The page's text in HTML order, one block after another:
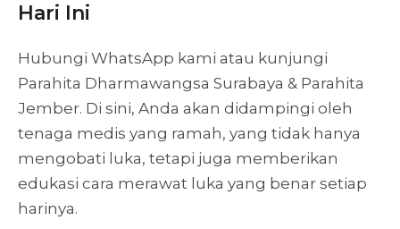
Hari Ini
Hubungi WhatsApp kami atau kunjungi
Parahita Dharmawangsa Surabaya & Parahita
Jember. Di sini, Anda akan didampingi oleh
tenaga medis yang ramah, yang tidak hanya
mengobati luka, tetapi juga memberikan
edukasi cara merawat luka yang benar setiap
harinya.